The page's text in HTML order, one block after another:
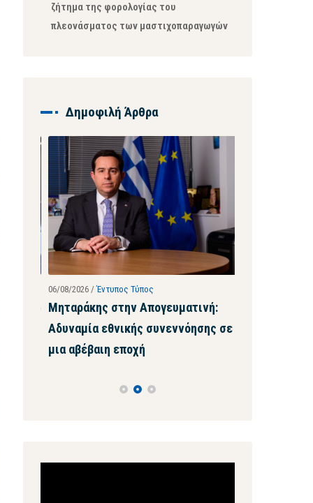
ζήτημα της φορολογίας του
πλεονάσματος των μαστιχοπαραγωγών
Δημοφιλή Άρθρα
–
06/08/2026/ Έντυπος Τύπος
Μηταράκης στην Απογευματινή:
Αδυναμία εθνικής συνεννόησης σε
μια αβέβαιη εποχή